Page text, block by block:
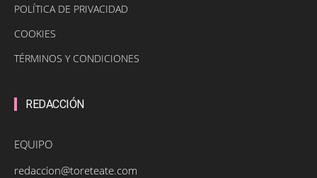
POLÍTICA DE PRIVACIDAD
COOKIES
TÉRMINOS Y CONDICIONES
REDACCIÓN
EQUIPO
redaccion@toreteate.com